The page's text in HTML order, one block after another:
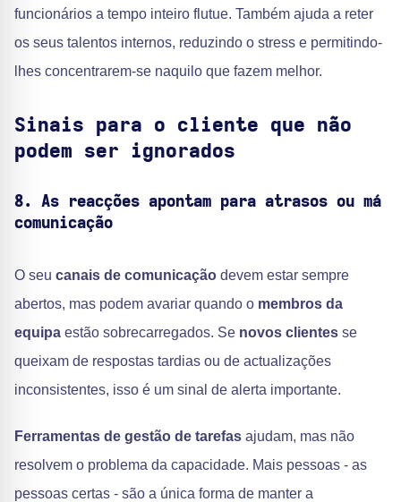
funcionários a tempo inteiro flutue. Também ajuda a reter
os seus talentos internos, reduzindo o stress e permitindo-
lhes concentrarem-se naquilo que fazem melhor.
Sinais para o cliente que não
podem ser ignorados
8. As reacções apontam para atrasos ou má
comunicação
O seu canais de comunicação devem estar sempre
abertos, mas podem avariar quando o membros da
equipa estão sobrecarregados. Se novos clientes se
queixam de respostas tardias ou de actualizações
inconsistentes, isso é um sinal de alerta importante.
Ferramentas de gestão de tarefas ajudam, mas não
resolvem o problema da capacidade. Mais pessoas - as
pessoas certas - são a única forma de manter a